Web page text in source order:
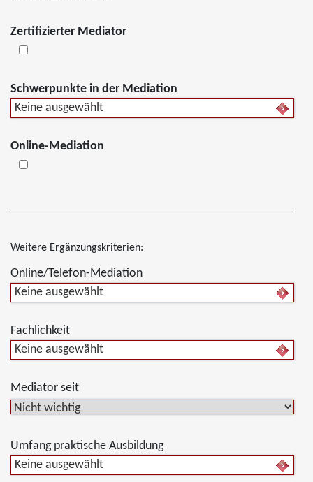
Zertifizierter Mediator
Schwerpunkte in der Mediation
Keine ausgewählt
Online-Mediation
Weitere Ergänzungskriterien:
Online/Telefon-Mediation
Keine ausgewählt
Fachlichkeit
Keine ausgewählt
Mediator seit
Umfang praktische Ausbildung
Keine ausgewählt